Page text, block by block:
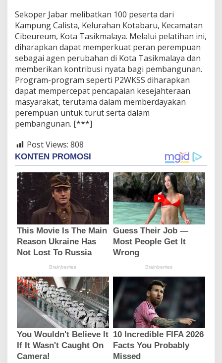
Sekoper Jabar melibatkan 100 peserta dari
Kampung Calista, Kelurahan Kotabaru, Kecamatan
Cibeureum, Kota Tasikmalaya. Melalui pelatihan ini,
diharapkan dapat memperkuat peran perempuan
sebagai agen perubahan di Kota Tasikmalaya dan
memberikan kontribusi nyata bagi pembangunan.
Program-program seperti P2WKSS diharapkan
dapat mempercepat pencapaian kesejahteraan
masyarakat, terutama dalam memberdayakan
perempuan untuk turut serta dalam
pembangunan. [***]
Post Views: 808